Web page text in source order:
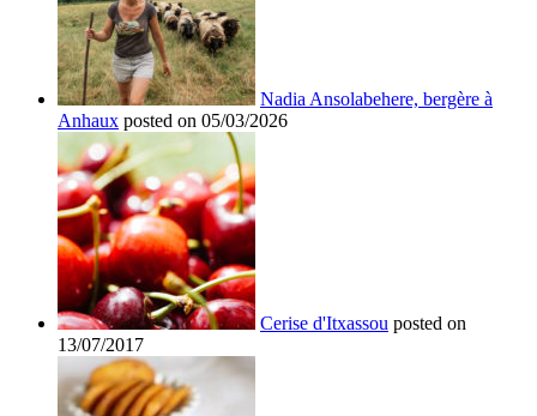
Nadia Ansolabehere, bergère à
Anhaux posted on 05/03/2026
Cerise d'Itxassou posted on
13/07/2017